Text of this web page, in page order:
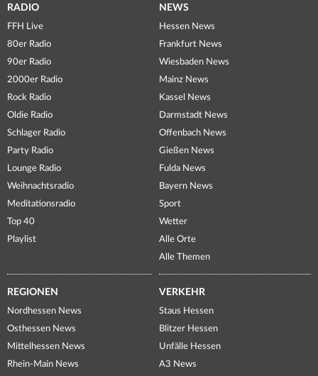
RADIO
FFH Live
80er Radio
90er Radio
2000er Radio
Rock Radio
Oldie Radio
Schlager Radio
Party Radio
Lounge Radio
Weihnachtsradio
Meditationsradio
Top 40
Playlist
NEWS
Hessen News
Frankfurt News
Wiesbaden News
Mainz News
Kassel News
Darmstadt News
Offenbach News
Gießen News
Fulda News
Bayern News
Sport
Wetter
Alle Orte
Alle Themen
REGIONEN
Nordhessen News
Osthessen News
Mittelhessen News
Rhein-Main News
VERKEHR
Staus Hessen
Blitzer Hessen
Unfälle Hessen
A3 News